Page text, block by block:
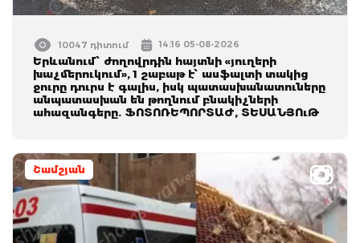
10047 դիտում 14:16 05-08-2026
Երևանում՝ ժողովրդին հայտնի «յուղերի
խաչմերուկում», 1 շաբաթ է՝ ասֆալտի տակից
ջուրը դուրս է գալիս, իսկ պատասխանատուները
անպատասխան են թողնում բնակիչների
ահազանգերը. ՖՈՏՈՌԵՊՈՐՏԱԺ, ՏԵՍԱՆՅՈւԹ
Շամշյան